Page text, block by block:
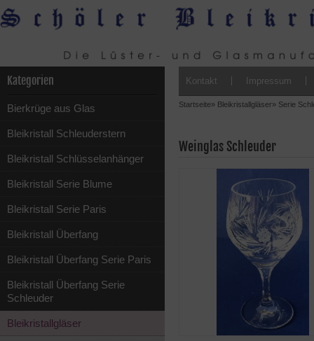
Kategorien
Bierkrüge aus Glas
Bleikristall Schleuderstern
Bleikristall Schlüsselanhänger
Bleikristall Serie Blume
Bleikristall Serie Paris
Bleikristall Überfang
Bleikristall Überfang Serie Paris
Bleikristall Überfang Serie
Schleuder
Bleikristallgläser
Kontakt Impressum
Startseite» Bleikristallgläser» Serie
Weinglas Schleuder